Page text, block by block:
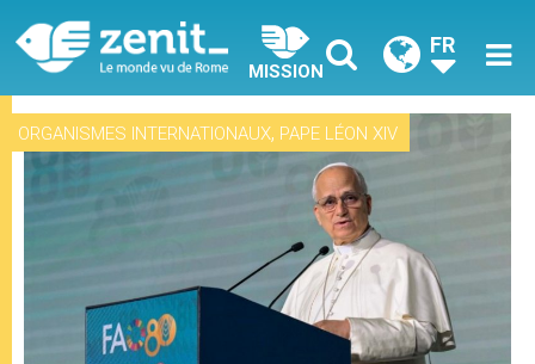
MISSION
FR
ORGANISMES INTERNATIONAUX, PAPE LÉON XIV